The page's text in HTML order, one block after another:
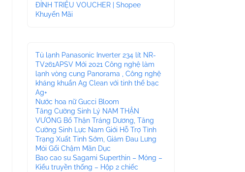
ĐỈNH TRIỆU VOUCHER | Shopee
Khuyến Mãi
Tủ lạnh Panasonic Inverter 234 lít NR-
TV261APSV Mới 2021 Công nghệ làm
lạnh vòng cung Panorama , Công nghệ
kháng khuẩn Ag Clean với tinh thể bạc
Ag+
Nước hoa nữ Gucci Bloom
Tăng Cường Sinh Lý NAM THẬN
VƯƠNG Bổ Thận Tráng Dương, Tăng
Cường Sinh Lực Nam Giới Hỗ Trợ Tình
Trạng Xuất Tinh Sớm, Giảm Đau Lưng
Mỏi Gối Chậm Mãn Dục
Bao cao su Sagami Superthin – Mỏng –
Kiểu truyền thống – Hộp 2 chiếc